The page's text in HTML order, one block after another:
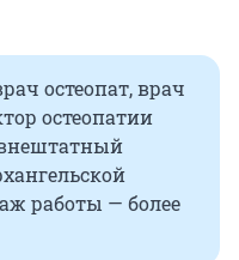
остеопат, врач
остеопатии
работы — более